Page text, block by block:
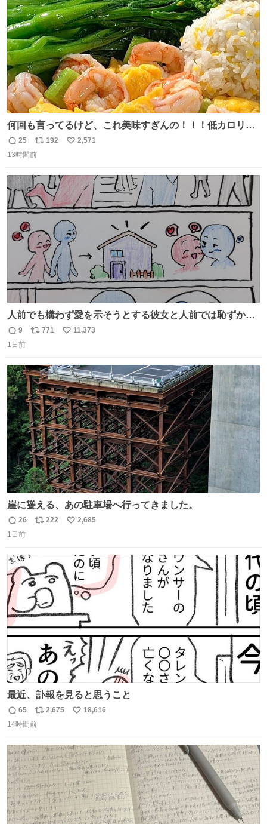
うか…素敵すぎる
数
何回も言ってるけど、これ美味すぎんの！！！低カロリー
で満足感エグいから一生食べてる😭
返
信
25
リ
ポ
ト
数
192
い
数
2,571
13時間前
人前でも構わず愛を示そうとする彼女と人前では恥ずかし
いけど彼女を死ぬほど愛している彼氏 同士いませんか✋️
返
信
9
リ
ト
数
771
い
数
11,373
1日前
崖に聳える、あの駐車場へ行ってきました。
返
信
26
リ
数
222
い
2,685
1日前
最近、訃報を見ると思うこと
返
信
65
リ
ポ
ト
数
2,675
い
数
18,616
14時間前